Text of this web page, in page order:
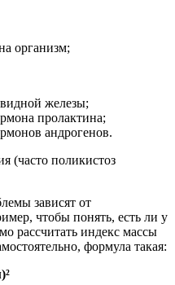
организм;
железы;
пролактина;
андрогенов.
(часто поликистоз
зависят от
чтобы понять, есть ли у
рассчитать индекс массы
формула такая: